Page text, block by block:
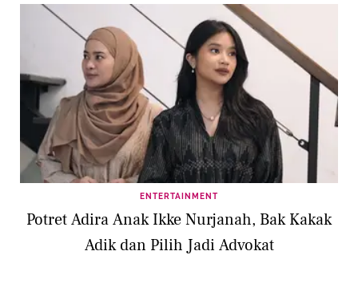
ENTERTAINMENT
Potret Adira Anak Ikke Nurjanah, Bak Kakak
Adik dan Pilih Jadi Advokat